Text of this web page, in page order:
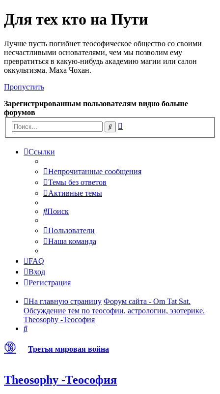
Для тех кто на Пути
Лучше пусть погибнет теософическое общество со своими
несчастливыми основателями, чем мы позволим ему
превратиться в какую-нибудь академию магии или салон
оккультизма. Маха Чохан.
Пропустить
Зарегистрированным пользователям видно больше
форумов
Поиск
Ссылки
Непрочитанные сообщения
Темы без ответов
Активные темы
Поиск
Пользователи
Наша команда
FAQ
Вход
Регистрация
На главную страницу Форум сайта - Om Tat Sat.
Обсуждение тем по теософии, астрологии, эзотерике.
Theosophy -Теософия
Поиск
🔞 Третья мировая война
Theosophy -Теософия